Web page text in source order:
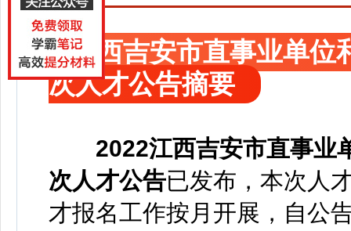
江西吉安市直事业单位
次人才公告摘要
2022江西吉安市直事业
次人才公告已发布， 本次人
才报名工作按月开展，自公